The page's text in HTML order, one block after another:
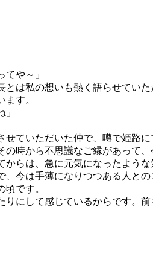
や～」
は私の想いも熱く語らせてい
す。
ていただいた仲で、噂で姫路
時から不思議なご縁があって、
らは、急に元気になったよう
今は手薄になりつつある人と
です。
にして感じているからです。